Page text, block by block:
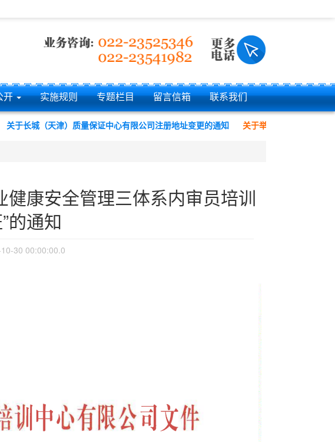
开 实施规则 专题栏目 留言信箱 联系我们
长城（天津）质量保证中心有限公司注册地址变更的通知 关于举办“质量、环境、职业
健康安全管理三体系内审员培训
的通知
30 00:00:00.0